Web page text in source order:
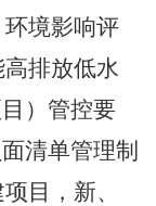
境影响评
高排放低水
）管控要
清单管理制
目，新、